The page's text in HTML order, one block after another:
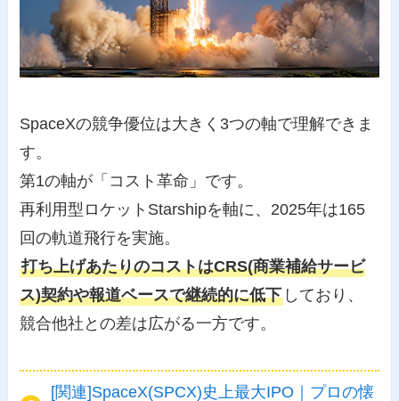
SpaceXの競争優位は大きく3つの軸で理解できま
す。
第1の軸が「コスト革命」です。
再利用型ロケットStarshipを軸に、2025年は165
回の軌道飛行を実施。
打ち上げあたりのコストはCRS(商業補給サービ
ス)契約や報道ベースで継続的に低下 しており、
競合他社との差は広がる一方です。
[関連]SpaceX(SPCX)史上最大IPO｜プロの懐